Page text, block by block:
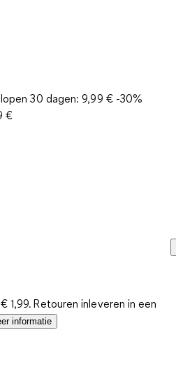
30 dagen:9,99 €-30%
€
1,99. Retouren inleveren in een
informatie